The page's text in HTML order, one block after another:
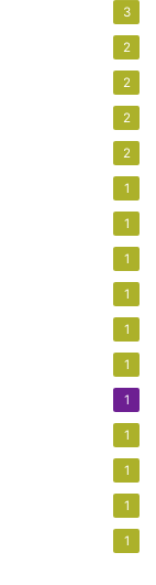
3
2
2
2
2
1
1
1
1
1
1
1
1
1
1
1